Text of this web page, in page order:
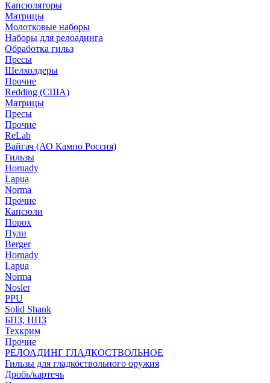
Капсюляторы
Матрицы
Молотковые наборы
Наборы для релоадинга
Обработка гильз
Пресы
Шелхолдеры
Прочие
Redding (США)
Матрицы
Пресы
Прочие
ReLab
Вайгач (АО Кампо Россия)
Гильзы
Hornady
Lapua
Norma
Прочие
Капсюли
Порох
Пули
Berger
Hornady
Lapua
Norma
Nosler
PPU
Solid Shank
БПЗ, НПЗ
Техкрим
Прочие
РЕЛОАДИНГ ГЛАДКОСТВОЛЬНОЕ
Гильзы для гладкоствольного оружия
Дробь/картечь